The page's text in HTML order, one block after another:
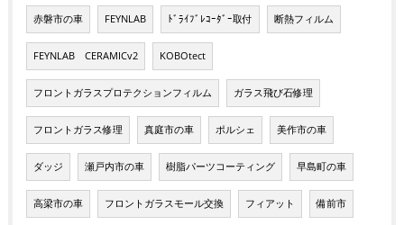
赤磐市の車 FEYNLAB ﾄﾞﾗｲﾌﾞﾚｺｰﾀﾞｰ取付 断熱フィルム
FEYNLAB CERAMICv2 KOBOtect
フロントガラスプロテクションフィルム ガラス飛び石修理
フロントガラス修理 真庭市の車 ポルシェ 美作市の車
ダッジ 瀬戸内市の車 樹脂パーツコーティング 早島町の車
高梁市の車 フロントガラスモール交換 フィアット 備前市